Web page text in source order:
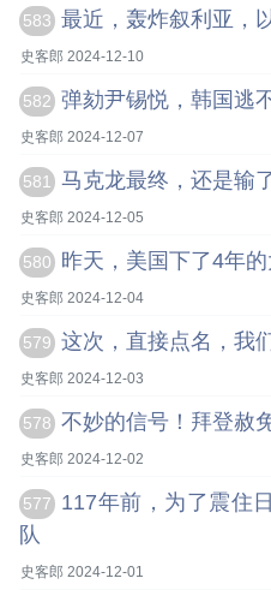
583 最近，轰炸叙利亚，
史客郎 2024-12-10
582 弹劾尹锡悦，韩国逃
史客郎 2024-12-07
581 马克龙最终，还是输
史客郎 2024-12-05
580 昨天，美国下了4年
史客郎 2024-12-04
579 这次，直接点名，我
史客郎 2024-12-03
578 不妙的信号！拜登赦
史客郎 2024-12-02
577
117年前，为了震住
队
史客郎 2024-12-01